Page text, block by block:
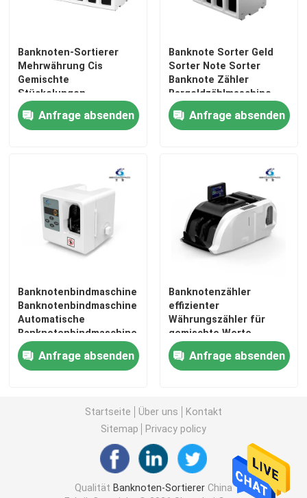
Banknoten-Sortierer
Mehrwährung Cis
Gemischte
Stückelungen
Banknoten-
Sortiermaschine Wert
Anfrage absenden
Banknote Sorter Geld
Sorter Note Sorter
Banknote Zähler
Bargeldzählmaschine
USD
Mehrwährungszählung
Anfrage absenden
Banknotenbindmaschine
Banknotenbindmaschine
Automatische
Banknotenbindmaschine
Währungsbindmaschine
Banknotenbündelbindmaschine
Anfrage absenden
Banknotenzähler
effizienter
Währungszähler für
gemischte Werte
Anfrage absenden
Startseite Über uns
Kontakt
Sitemap
Privacy policy
Qualität Banknoten-SortiererChina